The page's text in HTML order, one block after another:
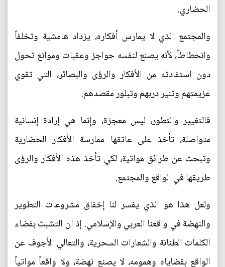
الحضاري.
والمجتمع الذي لا يمارس أفكاره، يزداد هامشية وتخلفاً
وانحطاطاً، لأنه يصنع لنفسه حواجز وعقبات وموانع تحول
دون استفادته من الأفكار والرؤى والبصائر، التي تقوي
عزيمتهم وتنير دربهم وتبلور مقصدهم.
فالتغيير والتطور، ليس معجزة، وإنما هي إرادة إنسانية
متواصلة، تأخذ على عاتقها ممارسة الأفكار الحضارية
وتبحث عن طرائق مواتية، لكي تأخذ هذه الأفكار والرؤى
طريقها في الواقع والمجتمع.
ولعل هذا هو الذي يفسر لنا إخفاق مشروعات التطوير
والنهضة في واقعنا العربي والإسلامي. إذ ان التشبث بفضاء
الكلمات الطنانة والشعارات السحرية، والتعالي الأجوف عن
الواقع بقضاياه وهمومه، لا يصنع نهضة، ولا واقعاً مواتياً